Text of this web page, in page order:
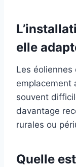
elle
Les
emplacement
souvent
davantage
rurales ou
Quelle